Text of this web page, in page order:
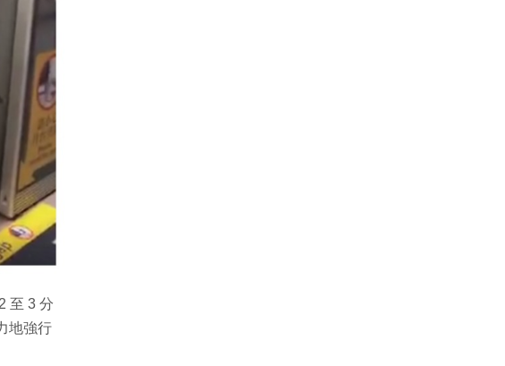
至 3 分
地強行